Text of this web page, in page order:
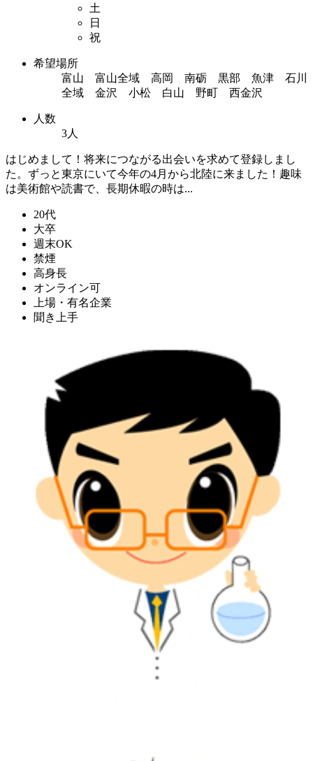
土
日
祝
希望場所
富山 富山全域 高岡 南砺 黒部 魚津 石川
全域 金沢 小松 白山 野町 西金沢
人数
3人
はじめまして！将来につながる出会いを求めて登録しまし
た。ずっと東京にいて今年の4月から北陸に来ました！趣味
は美術館や読書で、長期休暇の時は...
20代
大卒
週末OK
禁煙
高身長
オンライン可
上場・有名企業
聞き上手